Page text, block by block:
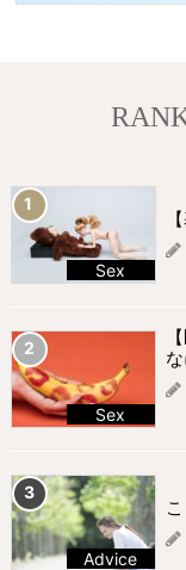
Sex
Sex
Advice